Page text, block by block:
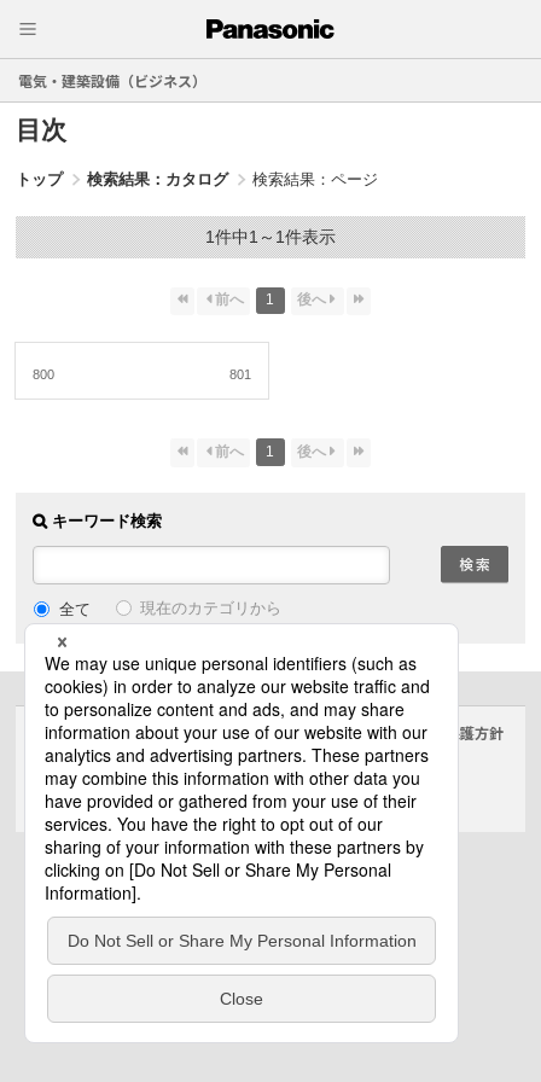
電気・建築設備（ビジネス）
目次
トップ 検索結果：カタログ 検索結果：ページ
1件中1～1件表示
1
800 801
1
キーワード検索
全て 現在のカテゴリから
サイトのご利用にあたって クッキーポリシー 個人情報保護方針
電気・建築設備（ビジネス）
© Panasonic Electric Works Co., Ltd.